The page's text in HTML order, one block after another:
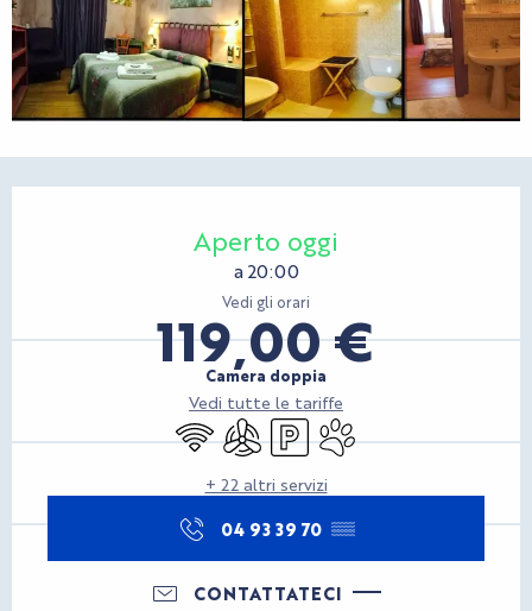
Aperto oggi
a 20:00
Vedi gli orari
119,00 €
Camera doppia
Vedi tutte le tariffe
Wi-Fi Aria condizionata
ParcheggioAnimali ammessi
+ 22 altri servizi
04 93 39 70 ▒▒
CONTATTATECI